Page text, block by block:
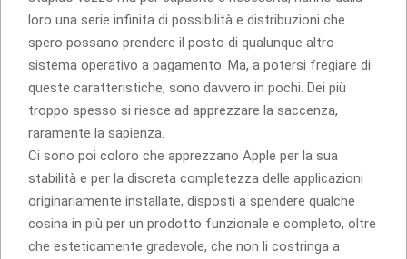
loro una serie infinita di possibilità e distribuzioni che
spero possano prendere il posto di qualunque altro
sistema operativo a pagamento. Ma, a potersi fregiare di
queste caratteristiche, sono davvero in pochi. Dei più
troppo spesso si riesce ad apprezzare la saccenza,
raramente la sapienza.
Ci sono poi coloro che apprezzano Apple per la sua
stabilità e per la discreta completezza delle applicazioni
originariamente installate, disposti a spendere qualche
cosina in più per un prodotto funzionale e completo, oltre
che esteticamente gradevole, che non li costringa a